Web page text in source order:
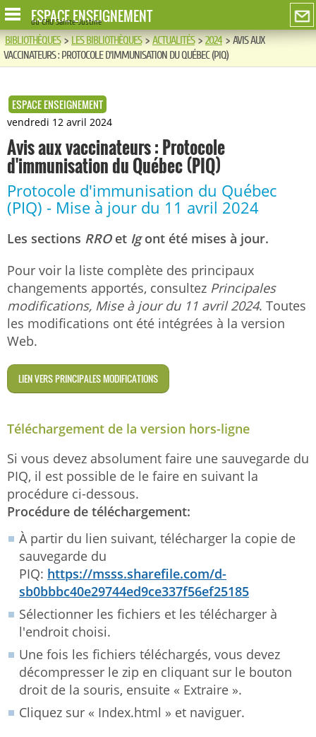
ESPACE ENSEIGNEMENT
du CHU Sainte-Justine
BIBLIOTHÈQUES>LES BIBLIOTHÈQUES>ACTUALITÉS>2024>AVIS AUX
VACCINATEURS : PROTOCOLE D'IMMUNISATION DU QUÉBEC (PIQ)
ESPACE ENSEIGNEMENT
vendredi 12 avril 2024
Avis aux vaccinateurs : Protocole
d'immunisation du Québec (PIQ)
Protocole d'immunisation du Québec
(PIQ) - Mise à jour du 11 avril 2024
Les sections RRO et Igont été mises à jour.
Pour voir la liste complète des principaux
changements apportés, consultez Principales
modifications, Mise à jour du 11 avril 2024. Toutes
les modifications ont été intégrées à la version
Web.
LIEN VERS PRINCIPALES MODIFICATIONS
Téléchargement de la version hors-ligne
Si vous devez absolument faire une sauvegarde du
PIQ, il est possible de le faire en suivant la
procédure ci-dessous.
Procédure de téléchargement:
À partir du lien suivant, télécharger la copie de
sauvegarde du
PIQ: https://msss.sharefile.com/d-
sb0bbbc40e29744ed9ce337f56ef25185
Sélectionner les fichiers et les télécharger à
l'endroit choisi.
Une fois les fichiers téléchargés, vous devez
décompresser le zip en cliquant sur le bouton
droit de la souris, ensuite « Extraire ».
Cliquez sur « Index.html » et naviguer.